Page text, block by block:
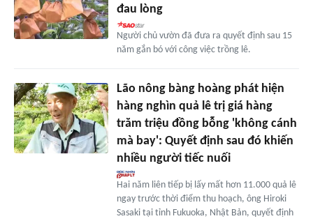
đau lòng
Người chủ vườn đã đưa ra quyết định sau 15
năm gắn bó với công việc trồng lê.
Lão nông bàng hoàng phát hiện
hàng nghìn quả lê trị giá hàng
trăm triệu đồng bỗng 'không cánh
mà bay': Quyết định sau đó khiến
nhiều người tiếc nuối
Hai năm liên tiếp bị lấy mất hơn 11.000 quả lê
ngay trước thời điểm thu hoạch, ông Hiroki
Sasaki tại tỉnh Fukuoka, Nhật Bản, quyết định